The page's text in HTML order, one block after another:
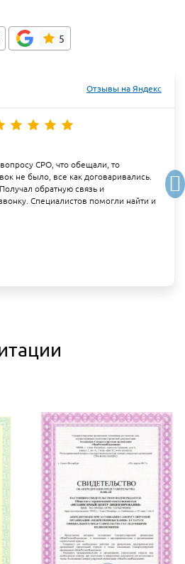
5
Отзывы на Яндекс
СРО, что обещали, то
не было, все как договаривались.
обратную связь и
Специалистов помогли найти и